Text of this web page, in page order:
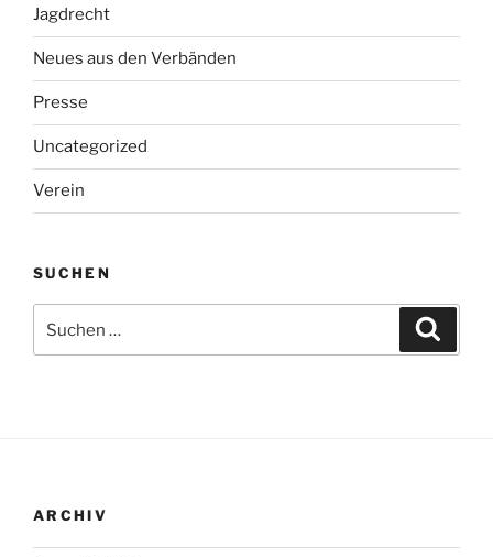
Jagdrecht
Neues aus den Verbänden
Presse
Uncategorized
Verein
SUCHEN
nach:
ARCHIV